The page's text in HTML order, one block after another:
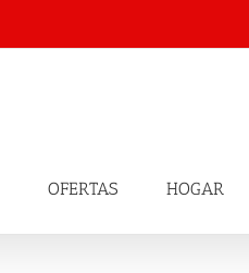
OFERTAS HOGAR